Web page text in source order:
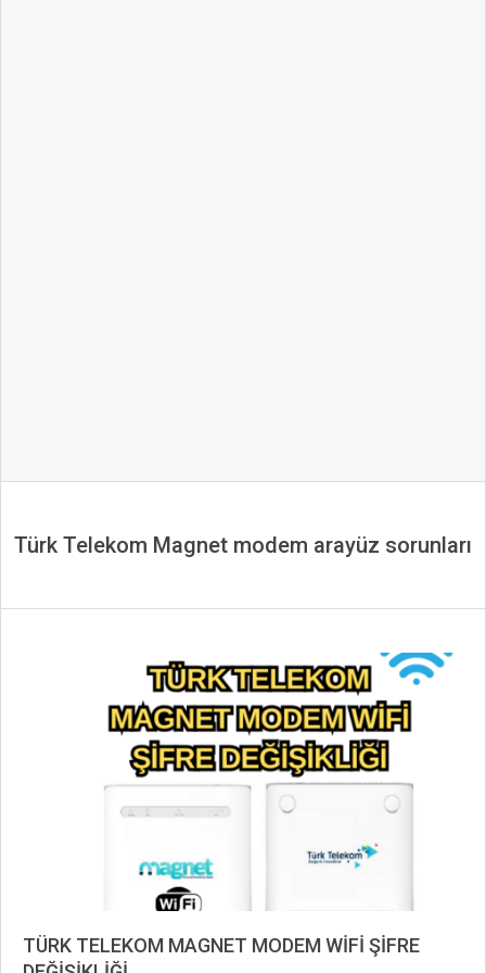
Türk Telekom Magnet modem arayüz sorunları
TÜRK TELEKOM MAGNET MODEM WİFİ ŞİFRE